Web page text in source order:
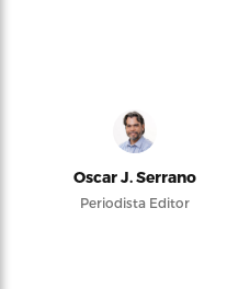
Oscar J. Serrano
Periodista Editor